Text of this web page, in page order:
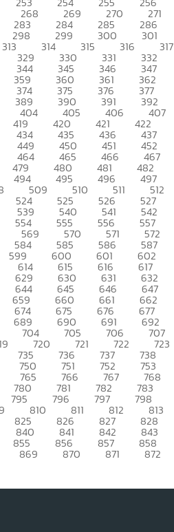
268 269 270 271
283 284 285 286
298 299 300 301
313 314 315 316 317
329 330 331 332
344 345 346 347
359 360 361 362
374 375 376 377
389 390 391 392
404 405 406 407
419 420 421 422
434 435 436 437
449 450 451 452
464 465 466 467
479 480 481 482
494 495 496 497
509 510 511 512
524 525 526 527
539 540 541 542
554 555 556 557
569 570 571 572
584 585 586 587
599 600 601 602
614 615 616 617
629 630 631 632
644 645 646 647
659 660 661 662
674 675 676 677
689 690 691 692
704 705 706 707
720 721 722 723
735 736 737 738
750 751 752 753
765 766 767 768
780 781 782 783
795 796 797 798
810 811 812 813
825 826 827 828
840 841 842 843
855 856 857 858
869 870 871 872